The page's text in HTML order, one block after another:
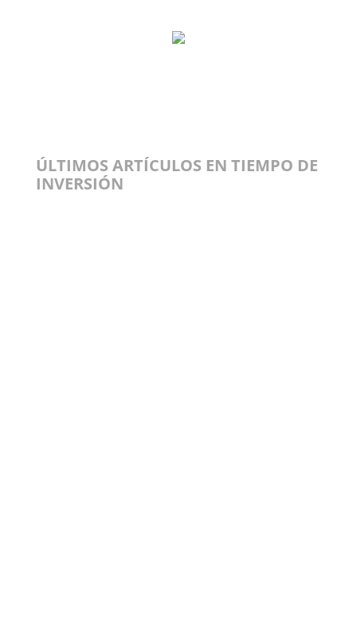
ÚLTIMOS ARTÍCULOS EN TIEMPO DE
INVERSIÓN